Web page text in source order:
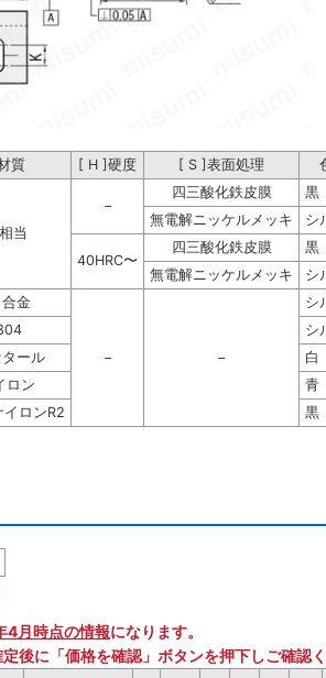
質 [ H ]硬度 [ S ]表面処理
当
−
四三酸化鉄皮膜
黒
無電解ニッケルメッキ
シ
40HRC〜
四三酸化鉄皮膜
黒
無電解ニッケルメッキ
シ
金
− −
シ
シ
ール
白
ロン
青
ロンR2 黒
4月時点の情報になります。
定後に「価格を確認」ボタンを押下しご確認